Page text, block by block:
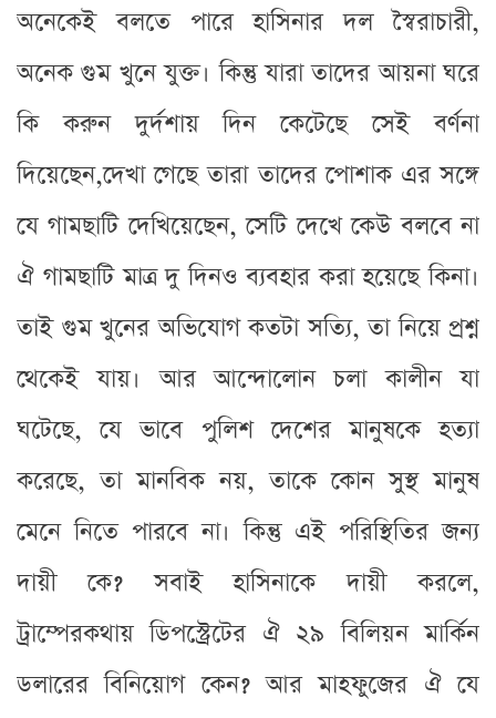
অনেকেই বলতে পারে হাসিনার দল স্বৈরাচারী,
অনেক গুম খুনে যুক্ত। কিন্তু যারা তাদের আয়না ঘরে
কি করুন দুর্দশায় দিন কেটেছে সেই বর্ণনা
দিয়েছেন,দেখা গেছে তারা তাদের পোশাক এর সঙ্গে
যে গামছাটি দেখিয়েছেন, সেটি দেখে কেউ বলবে না
ঐ গামছাটি মাত্র দু দিনও ব্যবহার করা হয়েছে কিনা।
তাই গুম খুনের অভিযোগ কতটা সত্যি, তা নিয়ে প্রশ্ন
থেকেই যায়। আর আন্দোলোন চলা কালীন যা
ঘটেছে, যে ভাবে পুলিশ দেশের মানুষকে হত্যা
করেছে, তা মানবিক নয়, তাকে কোন সুস্থ মানুষ
মেনে নিতে পারবে না। কিন্তু এই পরিস্থিতির জন্য
দায়ী কে? সবাই হাসিনাকে দায়ী করলে,
ট্রাম্পেরকথায় ডিপস্ট্রেটের ঐ ২৯ বিলিয়ন মার্কিন
ডলারের বিনিয়োগ কেন? আর মাহফুজের ঐ যে